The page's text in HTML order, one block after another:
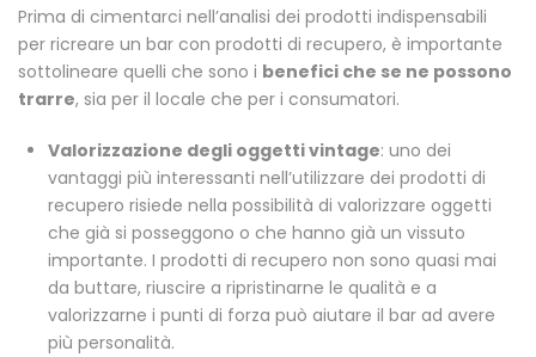
Prima di cimentarci nell’analisi dei prodotti indispensabili
per ricreare un bar con prodotti di recupero, è importante
sottolineare quelli che sono i benefici che se ne possono
trarre, sia per il locale che per i consumatori.
Valorizzazione degli oggetti vintage: uno dei
vantaggi più interessanti nell’utilizzare dei prodotti di
recupero risiede nella possibilità di valorizzare oggetti
che già si posseggono o che hanno già un vissuto
importante. I prodotti di recupero non sono quasi mai
da buttare, riuscire a ripristinarne le qualità e a
valorizzarne i punti di forza può aiutare il bar ad avere
più personalità.